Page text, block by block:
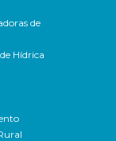
de
Hídrica